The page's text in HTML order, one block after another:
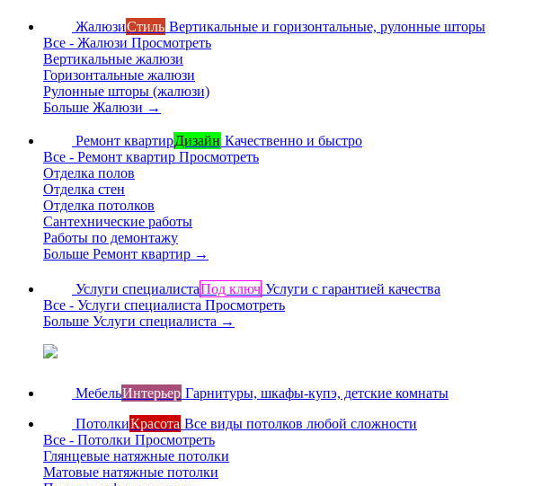
ЖалюзиСтиль Вертикальные и горизонтальные, рулонные шторы
Все - Жалюзи Просмотреть
Вертикальные жалюзи
Горизонтальные жалюзи
Рулонные шторы (жалюзи)
Больше Жалюзи →
Ремонт квартирДизайн Качественно и быстро
Все - Ремонт квартир Просмотреть
Отделка полов
Отделка стен
Отделка потолков
Сантехнические работы
Работы по демонтажу
Больше Ремонт квартир →
Услуги специалистаПод ключ Услуги с гарантией качества
Все - Услуги специалиста Просмотреть
Больше Услуги специалиста →
МебельИнтерьер Гарнитуры, шкафы-купэ, детские комнаты
ПотолкиКрасота Все виды потолков любой сложности
Все - Потолки Просмотреть
Глянцевые натяжные потолки
Матовые натяжные потолки